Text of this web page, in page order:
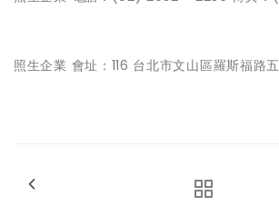
照生企業 會址：116 台北市文山區羅斯福路